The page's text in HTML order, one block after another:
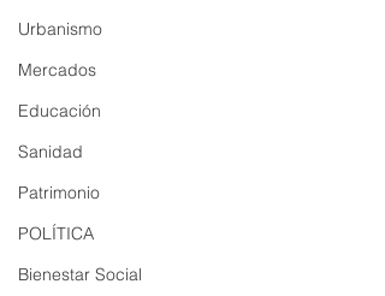
Urbanismo
Mercados
Educación
Sanidad
Patrimonio
POLÍTICA
Bienestar Social